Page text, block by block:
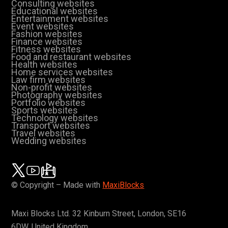
Consulting websites
Educational websites
Entertainment websites
Event websites
Fashion websites
Finance websites
Fitness websites
Food and restaurant websites
Health websites
Home services websites
Law firm websites
Non-profit websites
Photography websites
Portfolio websites
Sports websites
Technology websites
Transport websites
Travel websites
Wedding websites
© Copyright – Made with MaxiBlocks
Maxi Blocks Ltd. 32 Kinburn Street, London, SE16